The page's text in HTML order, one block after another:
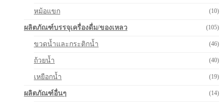
หม้อแขก (10)
ผลิตภัณฑ์บรรจุเครื่องดื่ม/ของเหลว (105)
ขวดน้ำและกระติกน้ำ (46)
ถ้วยน้ำ (40)
เหยือกน้ำ (19)
ผลิตภัณฑ์อื่นๆ (14)